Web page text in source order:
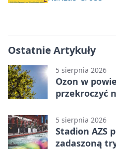
Ostatnie Artykuły
5 sierpnia 2026
Ozon w
przekroczyć
5 sierpnia 2026
Stadion AZS
zadaszoną